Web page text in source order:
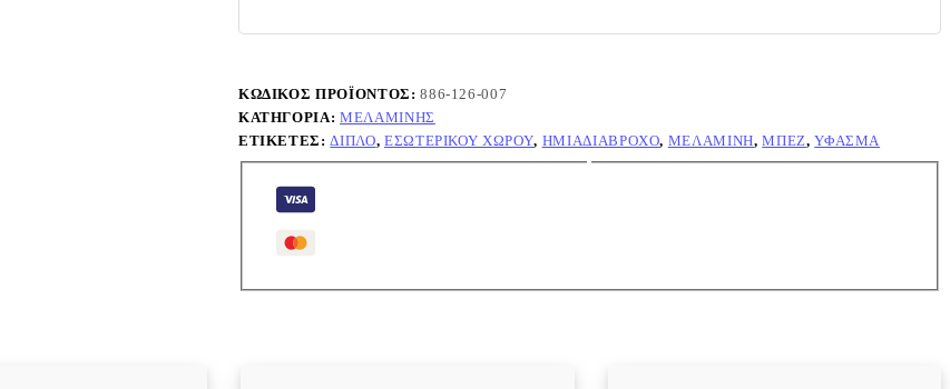
ΚΩΔΙΚΌΣ ΠΡΟΪΌΝΤΟΣ:886-126-007
ΚΑΤΗΓΟΡΊΑ:ΜΕΛΑΜΊΝΗΣ
ΕΤΙΚΈΤΕΣ:ΔΙΠΛΌ, ΕΣΩΤΕΡΙΚΟΎ ΧΏΡΟΥ, ΗΜΙΑΔΙΆΒΡΟΧΟ, ΜΕΛΑΜΊΝΗ,ΜΠΕΖ,ΎΦΑΣΜΑ